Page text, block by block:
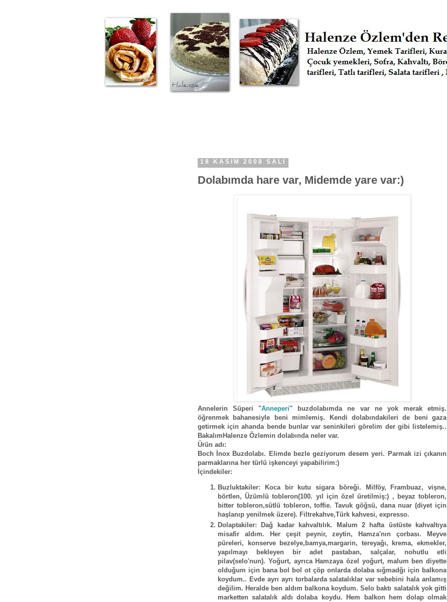
18 KASIM 2008 SALI
Dolabımda hare var, Midemde yare var:)
Annelerin Süperi ''Anneperi'' buzdolabımda ne var ne yok merak etmiş.
öğrenmek bahanesiyle beni mimlemiş. Kendi dolabındakileri de beni gaza
getirmek için ahanda bende bunlar var seninkileri görelim der gibi listelemiş..
BakalımHalenze Özlemin dolabında neler var.
Ürün adı:
Boch İnox Buzdolabı. Elimde bezle geziyorum desem yeri. Parmak izi çıkanın
parmaklarına her türlü işkenceyi yapabilirim:)
İçindekiler:
Buzluktakiler: Koca bir kutu sigara böreği. Milföy, Frambuaz, vişne,
börtlen, Üzümlü tobleron(100. yıl için özel üretilmiş:) , beyaz tobleron,
bitter tobleron,sütlü tobleron, toffie. Tavuk göğsü, dana nuar (diyet için
haşlanıp yenilmek üzere). Filtrekahve,Türk kahvesi, expresso.
Dolaptakiler: Dağ kadar kahvaltılık. Malum 2 hafta üstüste kahvaltıya
misafir aldım. Her çeşit peynir, zeytin, Hamza'nın çorbası. Meyve
püreleri, konserve bezelye,bamya,margarin, tereyağı, krema, ekmekler,
yapılmayı bekleyen bir adet pastaban, salçalar, nohutlu etli
pilav(selo'nun). Yoğurt, ayrıca Hamzaya özel yoğurt, malum ben diyette
olduğum için bana bol bol ot çöp onlarda dolaba sığmadğı için balkona
koydum.. Evde ayrı ayrı torbalarda salatalıklar var sebebini hala anlamış
değilim. Heralde ben aldım balkona koydum. Selo baktı salatalık yok gitti
marketten salatalık aldı dolaba koydu. Hem balkon hem dolap olmak